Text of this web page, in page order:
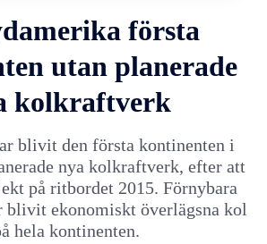
första
utan planerade
kolkraftverk
blivit den första kontinenten i
nya kolkraftverk, efter att
på ritbordet 2015. Förnybara
blivit ekonomiskt överlägsna kol
hela kontinenten.